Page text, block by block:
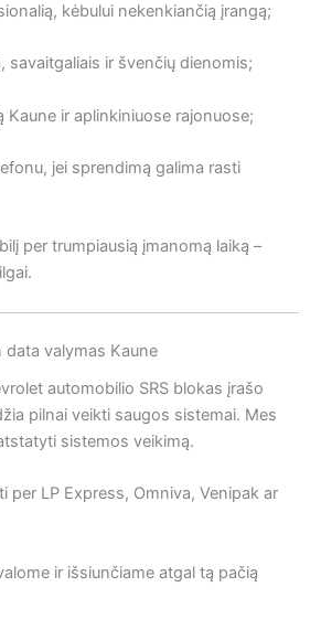
kėbului nekenkiančią įrangą;
savaitgaliais ir švenčių dienomis;
Kaune ir aplinkiniuose rajonuose;
jei sprendimą galima rasti
per trumpiausią įmanomą laiką –
data valymas Kaune
automobilio SRS blokas įrašo
pilnai veikti saugos sistemai. Mes
sistemos veikimą.
per LP Express, Omniva, Venipak ar
ir išsiunčiame atgal tą pačią